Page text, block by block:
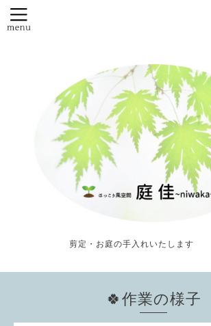
剪定・お庭の手入れいた
🍀作業の様子